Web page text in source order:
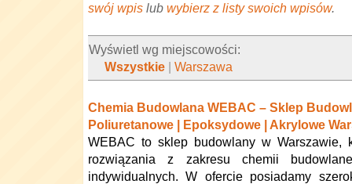
swój wpis lub wybierz z listy swoich wpisów.
Wyświetl wg miejscowości:
Wszystkie |Warszawa
Chemia Budowlana WEBAC – Sklep
Poliuretanowe | Epoksydowe | Akrylowe
WEBAC to sklep budowlany w Warszawie,
rozwiązania z zakresu chemii
indywidualnych. W ofercie posiadamy